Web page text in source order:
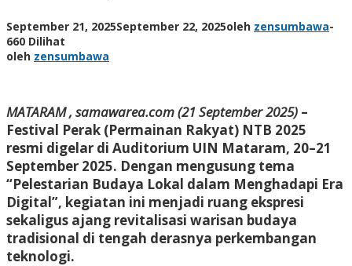
September 21, 2025September 22, 2025oleh zensumbawa-
660 Dilihat
oleh zensumbawa
MATARAM , samawarea.com (21 September 2025) –
Festival Perak (Permainan Rakyat) NTB 2025
resmi digelar di Auditorium UIN Mataram, 20–21
September 2025. Dengan mengusung tema
“Pelestarian Budaya Lokal dalam Menghadapi Era
Digital”, kegiatan ini menjadi ruang ekspresi
sekaligus ajang revitalisasi warisan budaya
tradisional di tengah derasnya perkembangan
teknologi.